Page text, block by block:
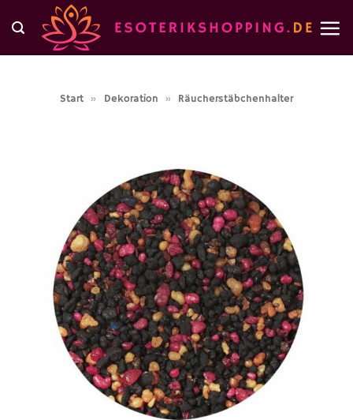
Inhalt
springen
Start » Dekoration » Räucherstäbchenhalter